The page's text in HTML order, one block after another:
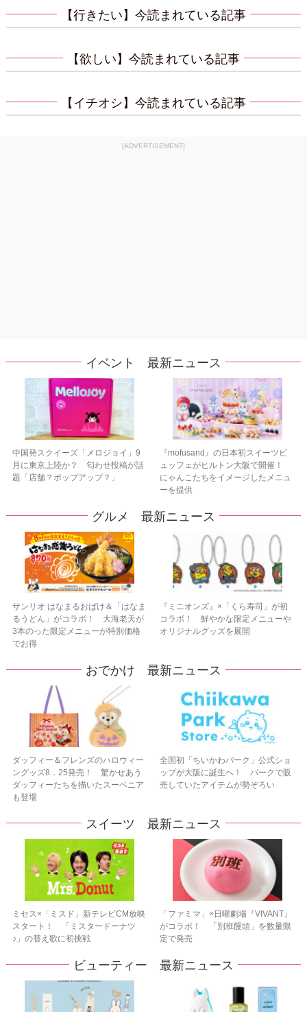
【行きたい】今読まれている記事
【欲しい】今読まれている記事
【イチオシ】今読まれている記事
[ADVERTISEMENT]
イベント 最新ニュース
中国発スクイーズ「メロジョイ」9
月に東京上陸か？ 匂わせ投稿が話
題「店舗？ポップアップ？」
『mofusand』の日本初スイーツビ
ュッフェがヒルトン大阪で開催！
にゃんこたちをイメージしたメニュ
ーを提供
グルメ 最新ニュース
サンリオ はなまるおばけ＆「はなま
るうどん」がコラボ！ 大海老天が
3本のった限定メニューが特別価格
でお得
『ミニオンズ』×「くら寿司」が初
コラボ！ 鮮やかな限定メニューや
オリジナルグッズを展開
おでかけ 最新ニュース
ダッフィー＆フレンズのハロウィー
ングッズ8．25発売！ 驚かせあう
ダッフィーたちを描いたスーベニア
も登場
全国初「ちいかわパーク」公式ショ
ップが大阪に誕生へ！ パークで販
売していたアイテムが勢ぞろい
スイーツ 最新ニュース
ミセス×「ミスド」新テレビCM放映
スタート！ 「ミスタードーナツ
♪」の替え歌に初挑戦
「ファミマ」×日曜劇場『VIVANT』
がコラボ！ 「別班饅頭」を数量限
定で発売
ビューティー 最新ニュース